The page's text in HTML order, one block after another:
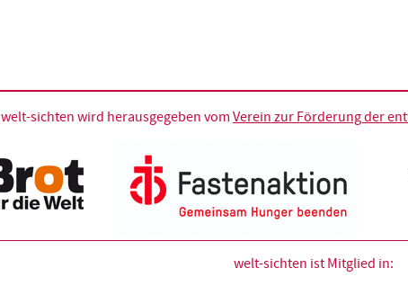
welt-sichten wird herausgegeben vom Verein zur Förderung der
welt-sichten ist Mitglied in: